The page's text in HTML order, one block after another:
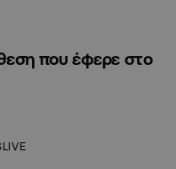
που έφερε στο